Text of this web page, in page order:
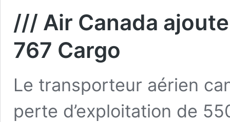
/// Air Canada
767 Cargo
Le transporteur aérien
perte d’exploitation de